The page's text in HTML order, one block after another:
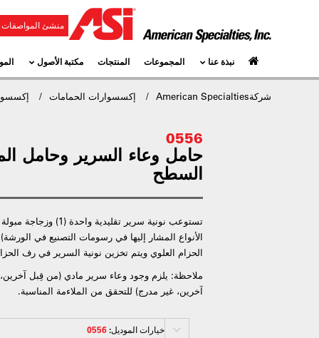
منشئ المواصفات
نبذة عنا المجموعات المنتجات مكتبة الأصول
شركةAmerican Specialties إكسسوارات الحمامات
0556
حامل وعاء السرير وحامل
السطح
الأنواع المشار إليها في رسومات التصنيع في
الحزام العلوي ويتم تخزين نونية السرير في رف
ملاحظة: يلزم وجود وعاء سرير مادي (من قِبل
آخرين، غير مدرج) للتحقق من الملاءمة المناسبة.
خيارات الموديل:0556